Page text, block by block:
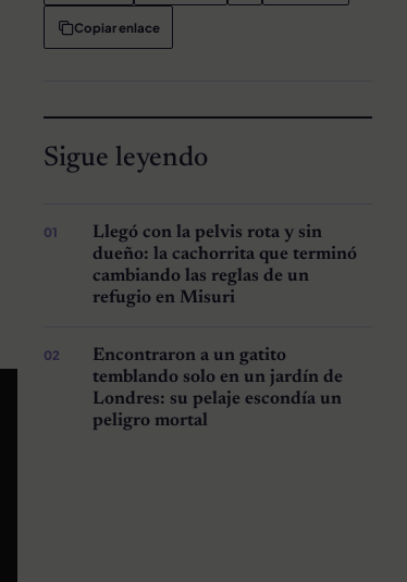
Copiar enlace
Sigue leyendo
Llegó con la pelvis rota y sin
dueño: la cachorrita que terminó
cambiando las reglas de un
refugio en Misuri
Encontraron a un gatito
temblando solo en un jardín de
Londres: su pelaje escondía un
peligro mortal